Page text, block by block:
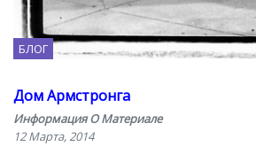
БЛОГ
Дом Армстронга
Информация О Материале
12 Марта, 2014